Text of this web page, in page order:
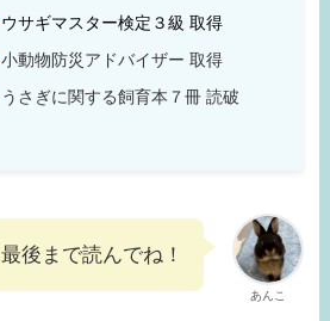
ウサギマスター検定３級 取得
小動物防災アドバイザー 取得
うさぎに関する飼育本７冊 読破
あんこ
最後まで読んでね！